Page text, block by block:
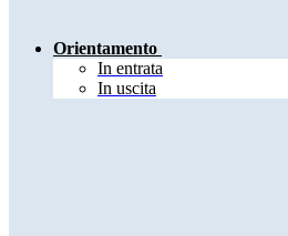
Orientamento
In entrata
In uscita